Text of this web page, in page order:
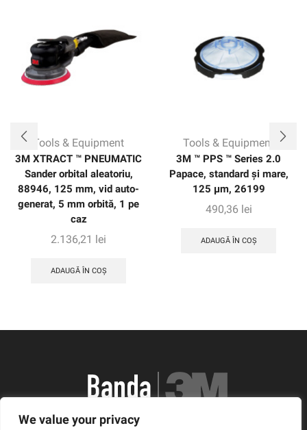
We value your privacy
Tools & Equipment
3M XTRACT ™ PNEUMATIC
Sander orbital aleatoriu,
88946, 125 mm, vid auto-
generat, 5 mm orbită, 1 pe
caz
2.136,21 lei
ADAUGĂ ÎN COȘ
Tools & Equipment
3M ™ PPS ™ Series 2.0
Papace, standard și mare,
125 μm, 26199
490,36 lei
ADAUGĂ ÎN COȘ
România, Arad, Calea Timisorii, Nr. 11